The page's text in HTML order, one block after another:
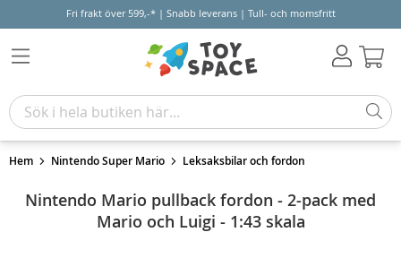
Fri frakt över 599,-* | Snabb leverans | Tull- och momsfritt
Hem Nintendo Super Mario Leksaksbilar och fordon
Nintendo Mario pullback fordon - 2-pack med
Mario och Luigi - 1:43 skala